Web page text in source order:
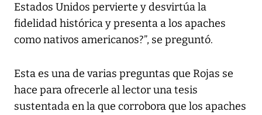
Estados Unidos pervierte y desvirtúa la
fidelidad histórica y presenta a los apaches
como nativos americanos?”, se preguntó.
Esta es una de varias preguntas que Rojas se
hace para ofrecerle al lector una tesis
sustentada en la que corrobora que los apaches